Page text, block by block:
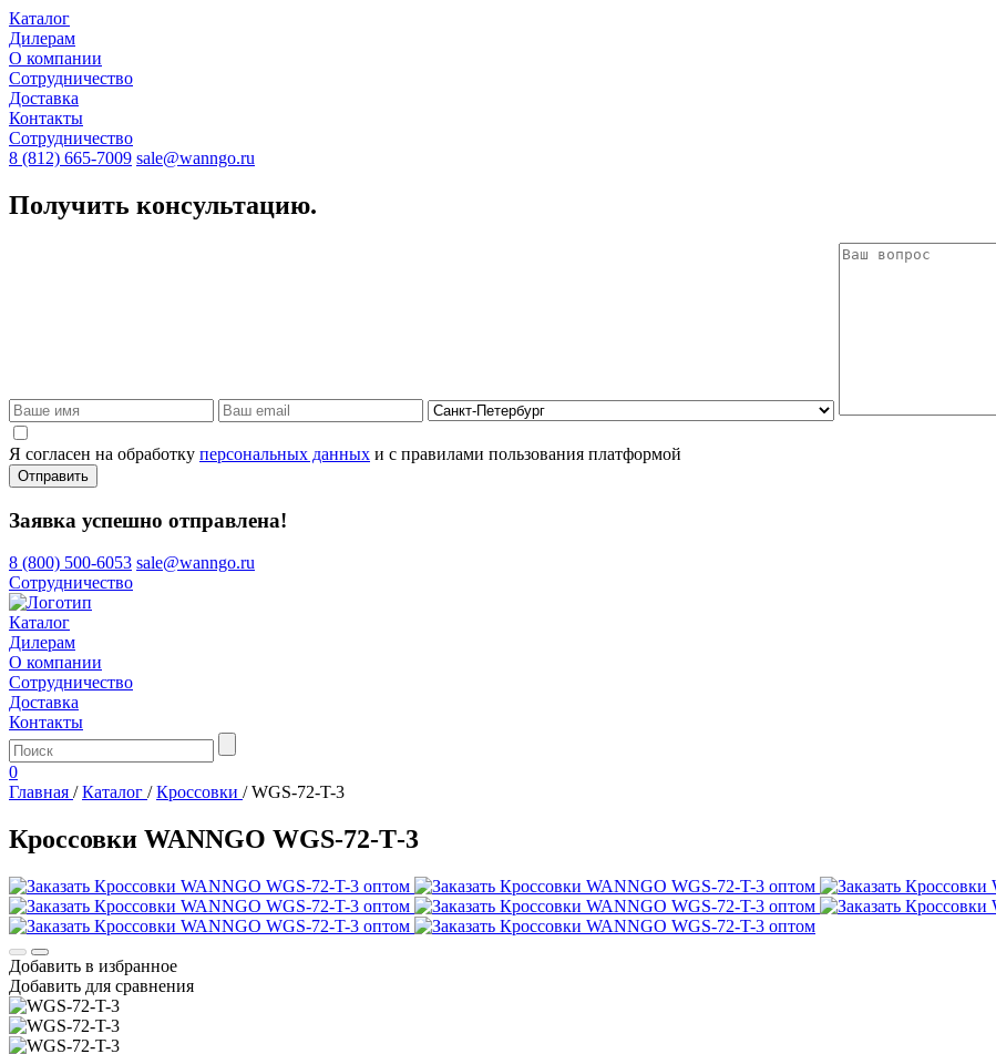
Каталог
Дилерам
О компании
Сотрудничество
Доставка
Контакты
Сотрудничество
8 (812) 665-7009 sale@wanngo.ru
Получить консультацию.
Я согласен на обработку персональных данных и с правилами пользования платформой
Отправить
Заявка успешно отправлена!
8 (800) 500-6053 sale@wanngo.ru
Сотрудничество
Каталог
Дилерам
О компании
Сотрудничество
Доставка
Контакты
0
Главная / Каталог / Кроссовки / WGS-72-T-3
Кроссовки WANNGO WGS‑72‑T‑3
Добавить в избранное
Добавить для сравнения